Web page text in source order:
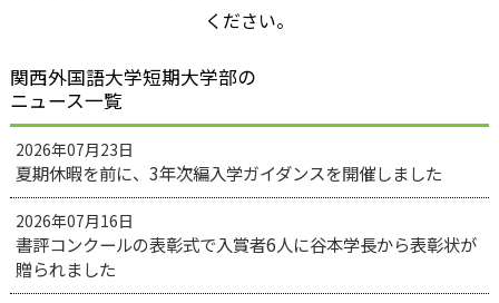
ください。
関西外国語大学短期大学部の
ニュース一覧
2026年07月23日
夏期休暇を前に、3年次編入学ガイダンスを開催しました
2026年07月16日
書評コンクールの表彰式で入賞者6人に谷本学長から表彰状が
贈られました